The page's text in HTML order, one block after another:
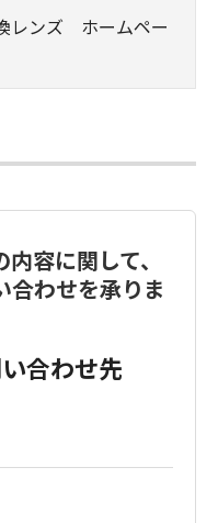
レンズ ホームペー
容に関して、
合わせを承りま
合わせ先